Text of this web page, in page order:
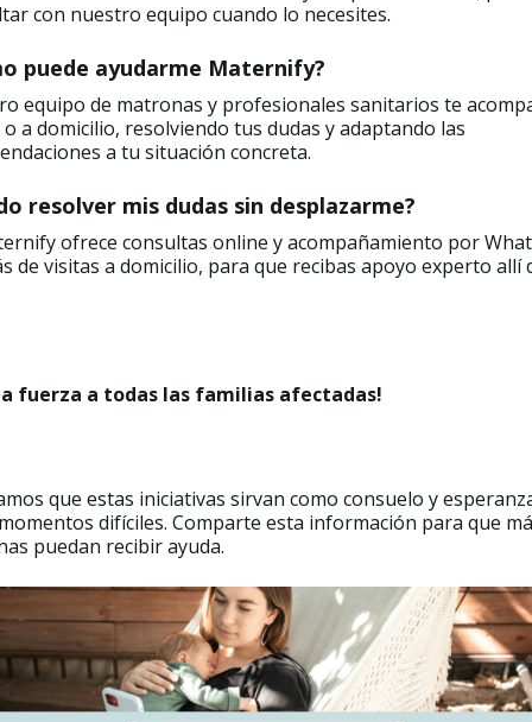
con nuestro equipo cuando lo necesites.
puede ayudarme Maternify?
equipo de matronas y profesionales sanitarios te
a domicilio, resolviendo tus dudas y adaptando las
a tu situación concreta.
resolver mis dudas sin desplazarme?
ofrece consultas online y acompañamiento por
de visitas a domicilio, para que recibas apoyo experto allí
fuerza a todas las familias afectadas!
que estas iniciativas sirvan como consuelo y
difíciles. Comparte esta información para que
puedan recibir ayuda.